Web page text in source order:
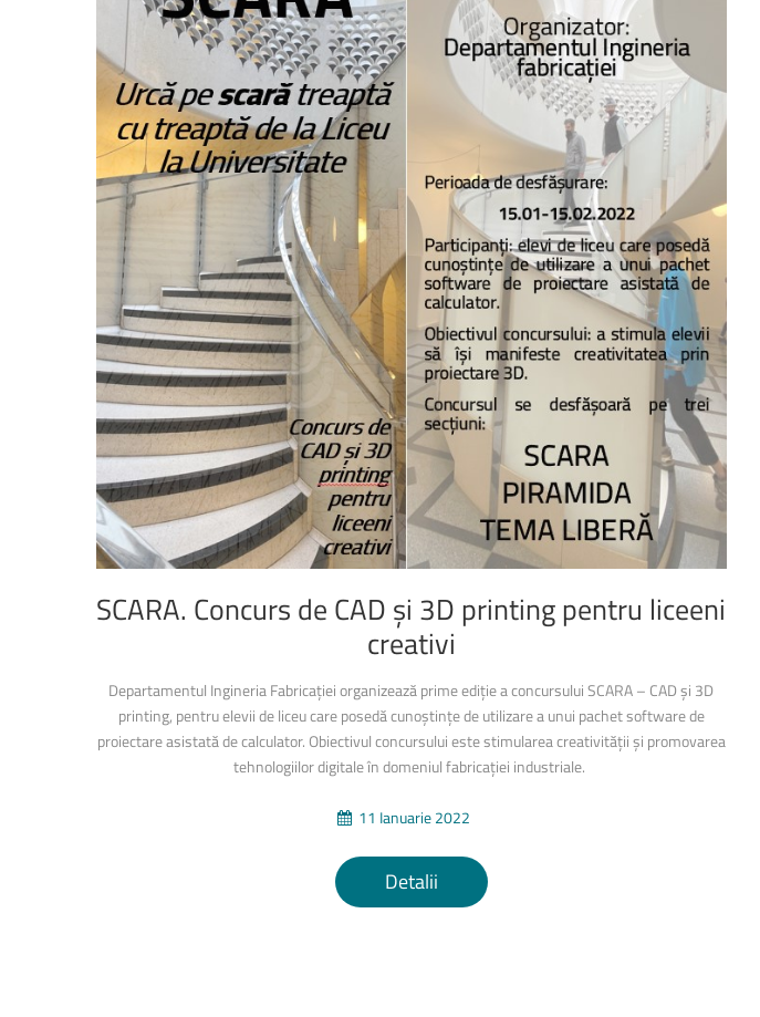
SCARA. Concurs de CAD și 3D printingpentru liceeni
creativi
Departamentul Ingineria Fabricației organizează prime ediție a concursului SCARA – CAD și 3D
printing, pentru elevii de liceu care posedă cunoștințe de utilizare a unui pachet software de
proiectare asistată de calculator. Obiectivul concursului este stimularea creativității și promovarea
tehnologiilor digitale în domeniul fabricației industriale.
11 Ianuarie 2022
Detalii